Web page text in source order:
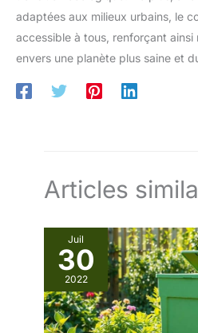
adaptées aux milieux urbains, le
accessible à tous, renforçant
envers une planète plus saine et
Articles
Juil
30
2022